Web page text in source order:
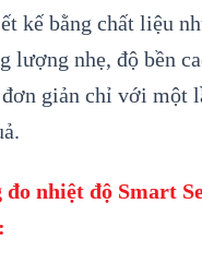
kế bằng chất liệu
lượng nhẹ, độ bền
giản chỉ với một
đo nhiệt độ Smart